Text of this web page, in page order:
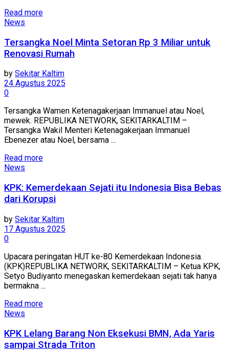
Read more
News
Tersangka Noel Minta Setoran Rp 3 Miliar untuk
Renovasi Rumah
by Sekitar Kaltim
24 Agustus 2025
0
Tersangka Wamen Ketenagakerjaan Immanuel atau Noel,
mewek. REPUBLIKA NETWORK, SEKITARKALTIM –
Tersangka Wakil Menteri Ketenagakerjaan Immanuel
Ebenezer atau Noel, bersama ...
Read more
News
KPK: Kemerdekaan Sejati itu Indonesia Bisa Bebas
dari Korupsi
by Sekitar Kaltim
17 Agustus 2025
0
Upacara peringatan HUT ke-80 Kemerdekaan Indonesia.
(KPK)REPUBLIKA NETWORK, SEKITARKALTIM – Ketua KPK,
Setyo Budiyanto menegaskan kemerdekaan sejati tak hanya
bermakna ...
Read more
News
KPK Lelang Barang Non Eksekusi BMN, Ada Yaris
sampai Strada Triton